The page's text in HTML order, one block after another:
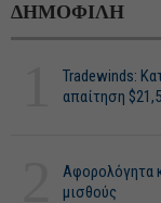
ΔΗΜΟΦΙΛΗ
Tradewinds:
απαίτηση
Αφορολόγητα
μισθούς